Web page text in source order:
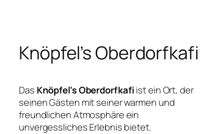
springen
Knöpfel’s Oberdorfkafi
Das Knöpfel’s Oberdorfkafiist ein Ort, der
seinen Gästen mit seiner warmen und
freundlichen Atmosphäre ein
unvergessliches Erlebnis bietet.